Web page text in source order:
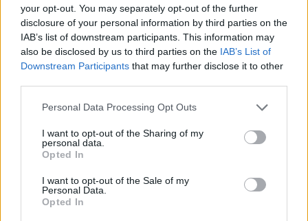
your opt-out. You may separately opt-out of the further
disclosure of your personal information by third parties on the
IAB’s list of downstream participants. This information may
also be disclosed by us to third parties on the IAB’s List of
Downstream Participants that may further disclose it to other
Personal Data Processing Opt Outs
I want to opt-out of the Sharing of my
personal data.
Opted In
I want to opt-out of the Sale of my
Personal Data.
Opted In